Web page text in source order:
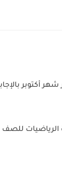
بالإجابات
للصف الخامس